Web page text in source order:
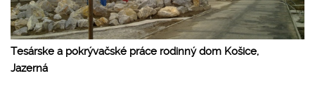
Tesárske a pokrývačské práce rodinný dom Košice,
Jazerná